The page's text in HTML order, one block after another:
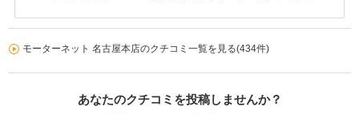
モーターネット 名古屋本店のクチコミ一覧を見る(434件)
あなたのクチコミを投稿しませんか？